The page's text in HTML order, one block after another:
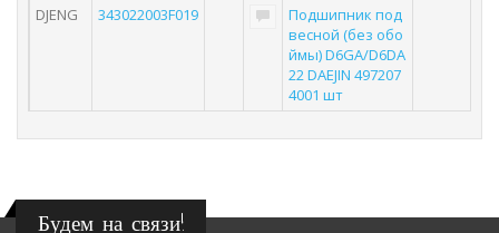
DJENG
343022003F019
Подшипник под
весной (без обо
ймы) D6GA/D6DA
22 DAEJIN 497207
4001 шт
Будем на связи!